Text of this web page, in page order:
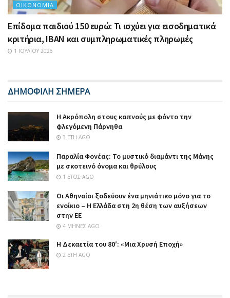
ΟΙΚΟΝΟΜΊΑ
Επίδομα παιδιού 150 ευρώ: Τι ισχύει για εισοδηματικά
κριτήρια, IBAN και συμπληρωματικές πληρωμές
1 ΙΟΥΛΊΟΥ 2026
ΔΗΜΟΦΙΛΗ ΣΗΜΕΡΑ
Η Ακρόπολη στους καπνούς με φόντο την
φλεγόμενη Πάρνηθα
3 ΈΤΗ AGO
Παραλία Φονέας: Το μυστικό διαμάντι της Μάνης
με σκοτεινό όνομα και θρύλους
1 ΈΤΟΣ AGO
Οι Αθηναίοι ξοδεύουν ένα μηνιάτικο μόνο για το
ενοίκιο – Η Ελλάδα στη 2η θέση των αυξήσεων
στην ΕΕ
4 ΜΉΝΕΣ AGO
Η Δεκαετία του 80′: «Μια Χρυσή Εποχή»
2 ΈΤΗ AGO